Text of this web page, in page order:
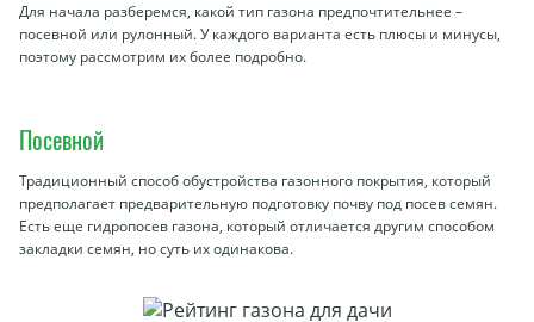
Для начала разберемся, какой тип газона предпочтительнее –
посевной или рулонный. У каждого варианта есть плюсы и минусы,
поэтому рассмотрим их более подробно.
Посевной
Традиционный способ обустройства газонного покрытия, который
предполагает предварительную подготовку почву под посев семян.
Есть еще гидропосев газона, который отличается другим способом
закладки семян, но суть их одинакова.